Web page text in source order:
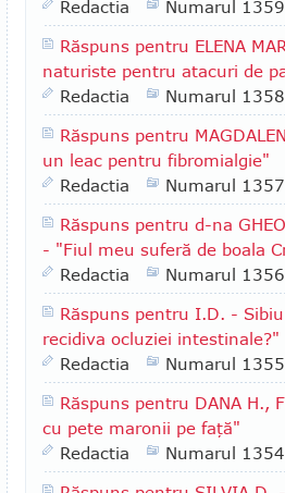
Redactia
Numarul 1359
Răspuns pentru ELENA
naturiste pentru atacuri de
Redactia
Numarul 1358
Răspuns pentru
un leac pentru fibromialgie"
Redactia
Numarul 1357
Răspuns pentru d-na
- "Fiul meu suferă de boala
Redactia
Numarul 1356
Răspuns pentru I.D. -
recidiva ocluziei intestinale?"
Redactia
Numarul 1355
Răspuns pentru DANA H.,
cu pete maronii pe faţă"
Redactia
Numarul 1354